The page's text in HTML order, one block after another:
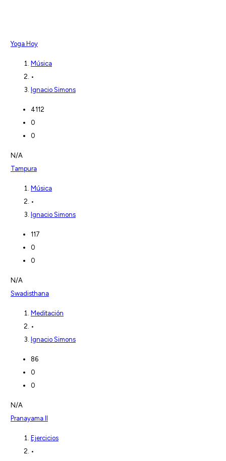
Yoga Hoy
Música
•
Ignacio Simons
4112
0
0
N/A
Tampura
Música
•
Ignacio Simons
117
0
0
N/A
Swadisthana
Meditación
•
Ignacio Simons
86
0
0
N/A
Pranayama II
Ejercicios
•